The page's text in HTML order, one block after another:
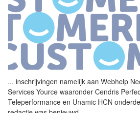
... inschrijvingen namelijk aan Webhelp
Services Yource waaronder Cendris
Teleperformance en Unamic HCN